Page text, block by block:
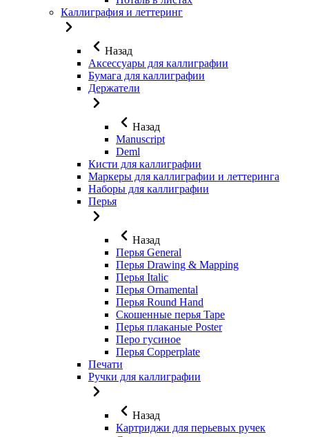
Каллиграфия и леттеринг
Назад
Аксессуары для каллиграфии
Бумага для каллиграфии
Держатели
Назад
Manuscript
Deml
Кисти для каллиграфии
Маркеры для каллиграфии и леттеринга
Наборы для каллиграфии
Перья
Назад
Перья General
Перья Drawing & Mapping
Перья Italic
Перья Ornamental
Перья Round Hand
Скошенные перья Tape
Перья плаканые Poster
Перо гусиное
Перья Copperplate
Печати
Ручки для каллиграфии
Назад
Картриджи для перьевых ручек